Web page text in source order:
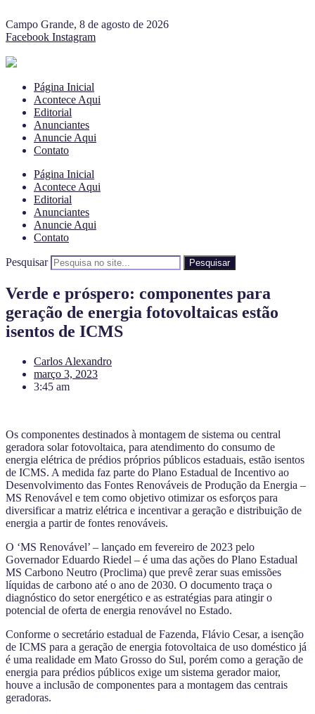
Campo Grande, 8 de agosto de 2026
Facebook Instagram
Página Inicial
Acontece Aqui
Editorial
Anunciantes
Anuncie Aqui
Contato
Página Inicial
Acontece Aqui
Editorial
Anunciantes
Anuncie Aqui
Contato
Pesquisar Pesquisar
Verde e próspero: componentes para
geração de energia fotovoltaicas estão
isentos de ICMS
Carlos Alexandro
março 3, 2023
3:45 am
Os componentes destinados à montagem de sistema ou central
geradora solar fotovoltaica, para atendimento do consumo de
energia elétrica de prédios próprios públicos estaduais, estão isentos
de ICMS. A medida faz parte do Plano Estadual de Incentivo ao
Desenvolvimento das Fontes Renováveis de Produção da Energia –
MS Renovável e tem como objetivo otimizar os esforços para
diversificar a matriz elétrica e incentivar a geração e distribuição de
energia a partir de fontes renováveis.
O ‘MS Renovável’ – lançado em fevereiro de 2023 pelo
Governador Eduardo Riedel – é uma das ações do Plano Estadual
MS Carbono Neutro (Proclima) que prevê zerar suas emissões
líquidas de carbono até o ano de 2030. O documento traça o
diagnóstico do setor energético e as estratégias para atingir o
potencial de oferta de energia renovável no Estado.
Conforme o secretário estadual de Fazenda, Flávio Cesar, a isenção
de ICMS para a geração de energia fotovoltaica de uso doméstico já
é uma realidade em Mato Grosso do Sul, porém como a geração de
energia para prédios públicos exige um sistema gerador maior,
houve a inclusão de componentes para a montagem das centrais
geradoras.